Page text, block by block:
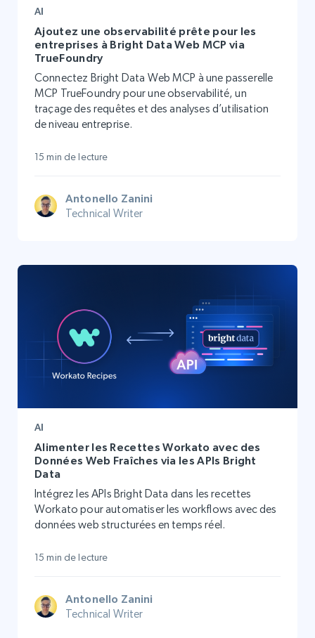
AI
Ajoutez une observabilité prête pour les
entreprises à Bright Data Web MCP via
TrueFoundry
Connectez Bright Data Web MCP à une passerelle
MCP TrueFoundry pour une observabilité, un
traçage des requêtes et des analyses d’utilisation
de niveau entreprise.
15 min de lecture
Antonello Zanini
Technical Writer
AI
Alimenter les Recettes Workato avec des
Données Web Fraîches via les APIs Bright
Data
Intégrez les APIs Bright Data dans les recettes
Workato pour automatiser les workflows avec des
données web structurées en temps réel.
15 min de lecture
Antonello Zanini
Technical Writer